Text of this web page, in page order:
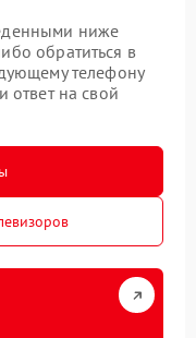
ниже
обратиться в
телефону
ответ на свой